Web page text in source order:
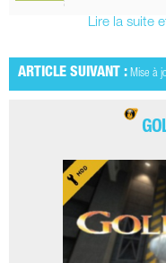
Lire la suite
ARTICLE SUIVANT : Mise à